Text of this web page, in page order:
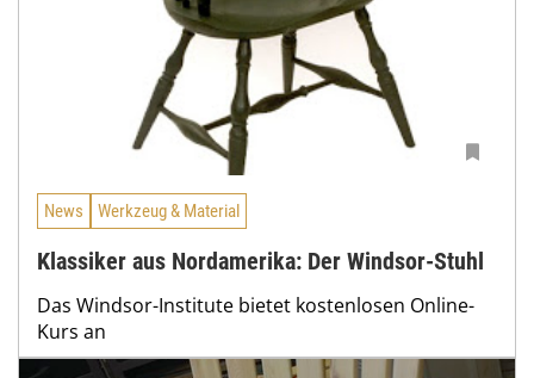
News Werkzeug & Material
Klassiker aus Nordamerika: Der Windsor-Stuhl
Das Windsor-Institute bietet kostenlosen Online-
Kurs an